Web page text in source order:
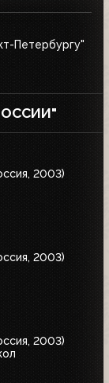
Петербургу"
2003)
2003)
2003)